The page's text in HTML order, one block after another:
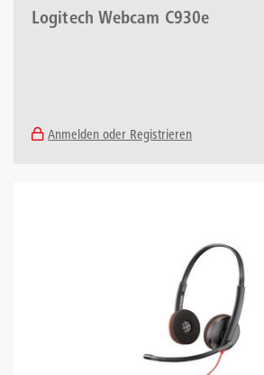
Logitech Webcam C930e
Anmelden oder Registrieren